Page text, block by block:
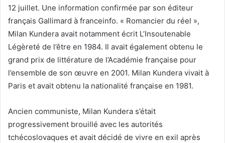
12 juillet. Une information confirmée par son éditeur
français Gallimard à franceinfo. « Romancier du réel »,
Milan Kundera avait notamment écrit L’Insoutenable
Légèreté de l’être en 1984. Il avait également obtenu le
grand prix de littérature de l’Académie française pour
l’ensemble de son œuvre en 2001. Milan Kundera vivait à
Paris et avait obtenu la nationalité française en 1981.
Ancien communiste, Milan Kundera s’était
progressivement brouillé avec les autorités
tchécoslovaques et avait décidé de vivre en exil après